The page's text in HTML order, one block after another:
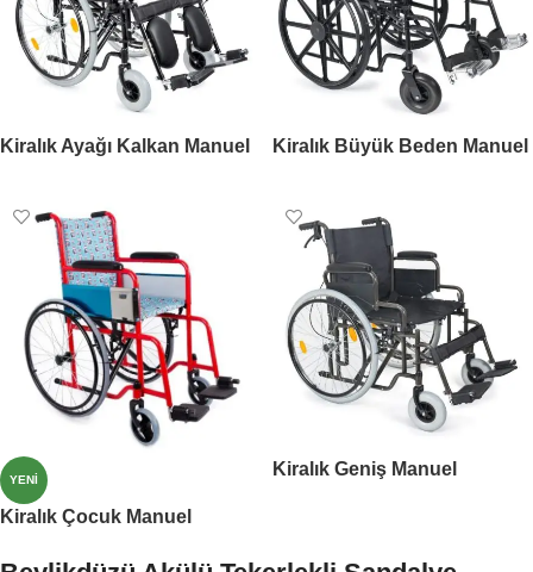
Kiralık Ayağı Kalkan Manuel
Kiralık Büyük Beden Manuel
YENI
Kiralık Çocuk Manuel
Kiralık Geniş Manuel